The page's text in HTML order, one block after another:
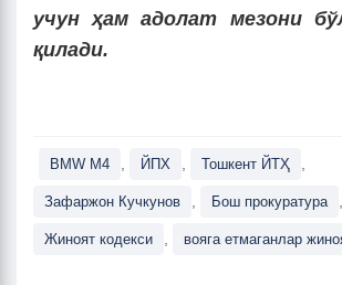
учун ҳам адолат мезони
қилади.
BMW M4 ЙПХ Тошкент ЙТҲ
Зафаржон Кучкунов Бош прокуратура
Жиноят кодекси вояга етмаганлар